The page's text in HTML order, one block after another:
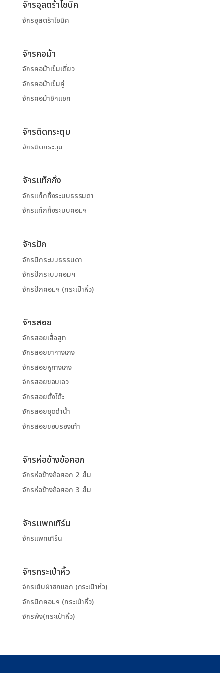
จักรอุลตร้าโซนิค
จักรอุลตร้าโซนิค
จักรคอม้า
จักรคอม้าเข็มเดี่ยว
จักรคอม้าเข็มคู่
จักรคอม้าซิกแซก
จักรติดกระดุม
จักรติดกระดุม
จักรแท็กกิ้ง
จักรแท็กกิ้งระบบธรรมดา
จักรแท็กกิ้งระบบคอมฯ
จักรปัก
จักรปักระบบธรรมดา
จักรปักระบบคอมฯ
จักรปักคอมฯ (กระเป๋าหิ้ว)
จักรสอย
จักรสอยเสื้อสูท
จักรสอยขากางเกง
จักรสอยหูกางเกง
จักรสอยขอบเอว
จักรสอยตั้งโต๊ะ
จักรสอยชุดดำน้ำ
จักรสอยขอบรองเท้า
จักรห่อข้างข้อศอก
จักรห่อข้างข้อศอก 2 เข็ม
จักรห่อข้างข้อศอก 3 เข็ม
จักรแพทเทิร์น
จักรแพทเทิร์น
จักรกระเป๋าหิ้ว
จักรเย็บผ้าซิกแซก (กระเป๋าหิ้ว)
จักรปักคอมฯ (กระเป๋าหิ้ว)
จักรพ้ง(กระเป๋าหิ้ว)